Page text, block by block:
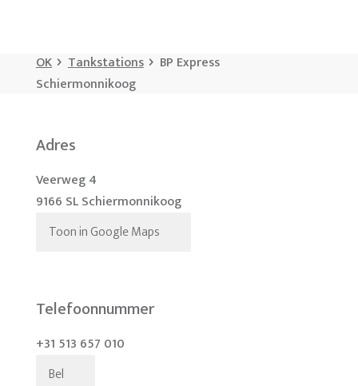
OK Tankstations
BP Express
Schiermonnikoog
Adres
Veerweg 4
9166 SL Schiermonnikoog
Toon in Google Maps
Telefoonnummer
+31 513 657 010
Bel